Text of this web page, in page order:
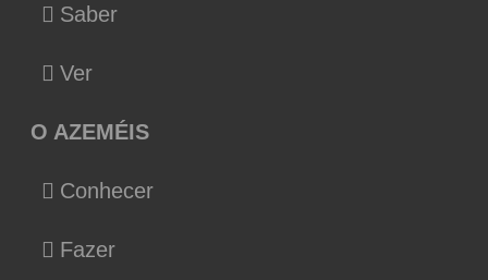
Saber
Ver
O AZEMÉIS
Conhecer
Fazer